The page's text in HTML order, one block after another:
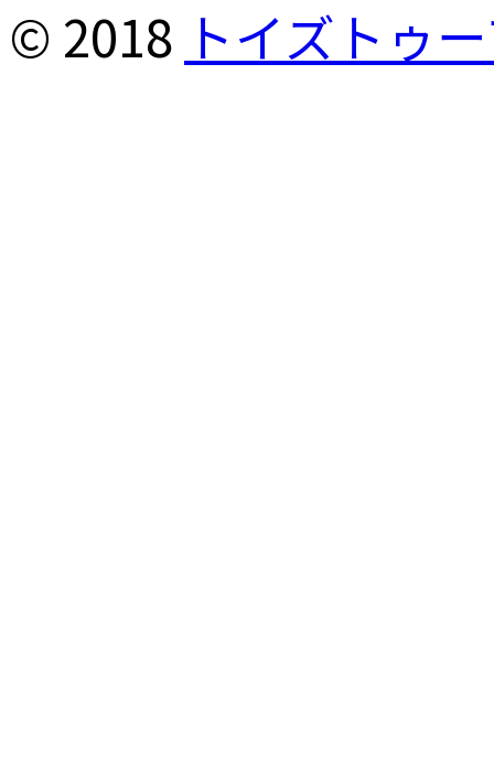
© 2018 トイズトゥ